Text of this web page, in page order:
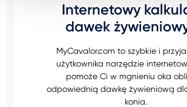
Internetowy
dawek
MyCavalor.com to szybkie i
użytkownika narzędzie
pomoże Ci w mgnieniu oka
odpowiednią dawkę żywieniową
konia.